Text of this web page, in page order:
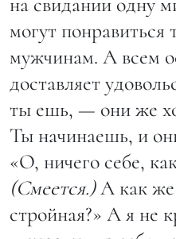
могут
мужчинам. А всем
доставляет
ты ешь, — они же
Ты начинаешь, и
«О, ничего себе,
(Смеется.)А как же
стройная?» А я не